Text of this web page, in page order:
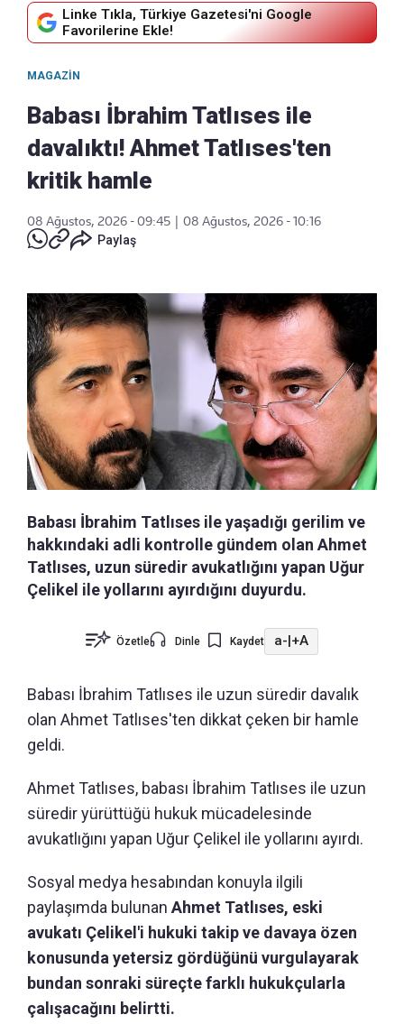
Linke Tıkla, Türkiye Gazetesi'ni Google
Favorilerine Ekle!
MAGAZIN
Babası İbrahim Tatlıses ile
davalıktı! Ahmet Tatlıses'ten
kritik hamle
08 Ağustos, 2026 - 09:45
08 Ağustos, 2026 - 10:16
Paylaş
Babası İbrahim Tatlıses ile yaşadığı gerilim ve
hakkındaki adli kontrolle gündem olan Ahmet
Tatlıses, uzun süredir avukatlığını yapan Uğur
Çelikel ile yollarını ayırdığını duyurdu.
Özetle Dinle Kaydet a- +A
Babası İbrahim Tatlıses ile uzun süredir davalık
olan Ahmet Tatlıses'ten dikkat çeken bir hamle
geldi.
Ahmet Tatlıses, babası İbrahim Tatlıses ile uzun
süredir yürüttüğü hukuk mücadelesinde
avukatlığını yapan Uğur Çelikel ile yollarını ayırdı.
Sosyal medya hesabından konuyla ilgili
paylaşımda bulunan Ahmet Tatlıses, eski
avukatı Çelikel'i hukuki takip ve davaya özen
konusunda yetersiz gördüğünü vurgulayarak
bundan sonraki süreçte farklı hukukçularla
çalışacağını belirtti.